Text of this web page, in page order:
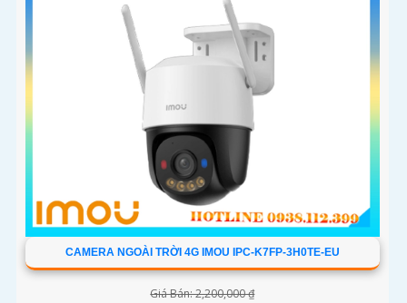
CAMERA NGOÀI TRỜI 4G IMOU IPC-K7FP-3H0TE-EU
Giá Bán: 2,200,000 ₫